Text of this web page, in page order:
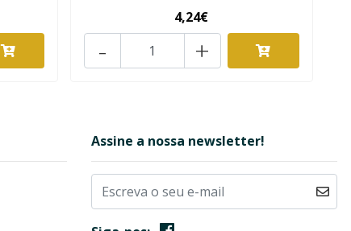
4,24€
+
-
Assine a nossa newsletter!